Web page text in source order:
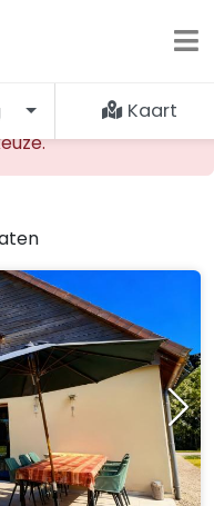
kan niet worden
Kaart